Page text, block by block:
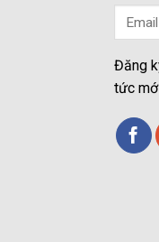
Đăng
tức